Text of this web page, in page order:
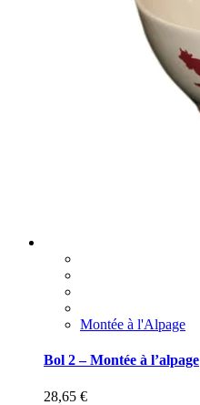
Montée à l'Alpage
Bol 2 – Montée à l’alpage
28,65 €